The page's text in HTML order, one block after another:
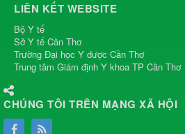
LIÊN KẾT WEBSITE
Bộ Y tế
Sở Y tế Cần Thơ
Trường Đại học Y dược Cần Thơ
Trung tâm Giám định Y khoa TP Cần Thơ
CHÚNG TÔI TRÊN MẠNG XÃ HỘI